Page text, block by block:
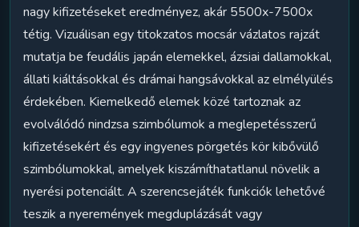
nagy kifizetéseket eredményez, akár 5500x-7500x
tétig. Vizuálisan egy titokzatos mocsár vázlatos rajzát
mutatja be feudális japán elemekkel, ázsiai dallamokkal,
állati kiáltásokkal és drámai hangsávokkal az elmélyülés
érdekében. Kiemelkedő elemek közé tartoznak az
evolválódó nindzsa szimbólumok a meglepetésszerű
kifizetésekért és egy ingyenes pörgetés kör kibővülő
szimbólumokkal, amelyek kiszámíthatatlanul növelik a
nyerési potenciált. A szerencsejáték funkciók lehetővé
teszik a nyeremények megduplázását vagy